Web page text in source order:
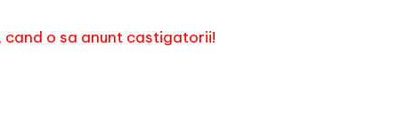
cand o sa anunt castigatorii!